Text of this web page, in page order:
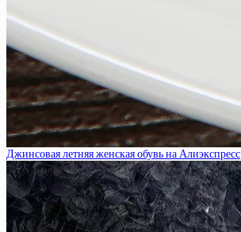
Джинсовая летняя женская обувь на Алиэкспресс